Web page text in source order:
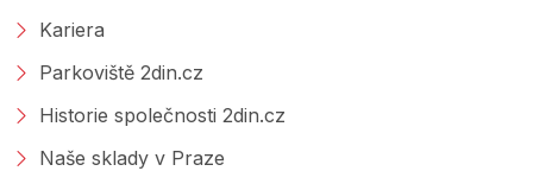
Kariera
Parkoviště 2din.cz
Historie společnosti 2din.cz
Naše sklady v Praze